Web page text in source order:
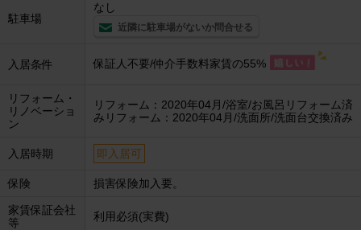
駐車場
なし
近隣に駐車場がないか問合せる
入居条件 保証人不要/仲介手数料家賃の55%
リフォーム・
リノベーショ
ン
リフォーム：2020年04月/浴室/お風呂リフォーム済
みリフォーム：2020年04月/洗面所/洗面台交換済み
入居時期 即入居可
保険 損害保険加入要。
家賃保証会社
等
利用必須(実費)